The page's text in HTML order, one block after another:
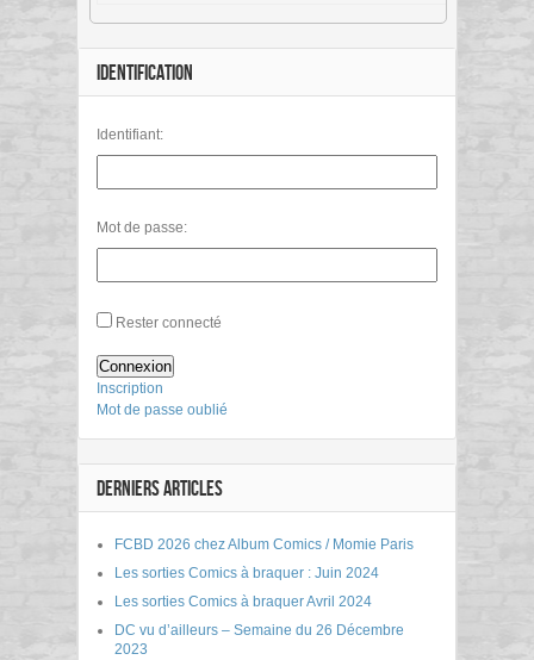
IDENTIFICATION
Identifiant:
Mot de passe:
Rester connecté
Connexion
Inscription
Mot de passe oublié
DERNIERS ARTICLES
FCBD 2026 chez Album Comics / Momie Paris
Les sorties Comics à braquer : Juin 2024
Les sorties Comics à braquer Avril 2024
DC vu d’ailleurs – Semaine du 26 Décembre
2023